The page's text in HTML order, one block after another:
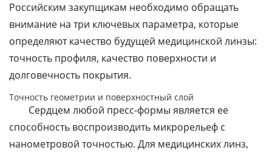
Российским закупщикам необходимо обращать
внимание на три ключевых параметра, которые
определяют качество будущей медицинской линзы:
точность профиля, качество поверхности и
долговечность покрытия.
Точность геометрии и поверхностный слой
Сердцем любой пресс-формы является ее
способность воспроизводить микрорельеф с
нанометровой точностью. Для медицинских линз,